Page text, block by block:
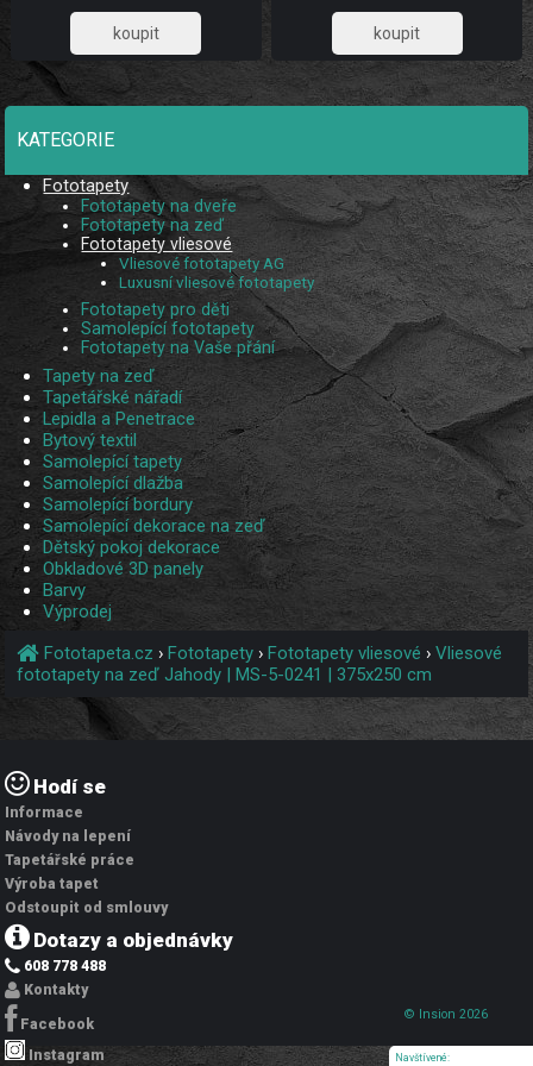
885,95 1 032,23
KATEGORIE
Fototapety
Fototapety na dveře
Fototapety na zeď
Fototapety vliesové
Vliesové fototapety AG
Luxusní vliesové fototapety
Fototapety pro děti
Samolepící fototapety
Fototapety na Vaše přání
Tapety na zeď
Tapetářské nářadí
Lepidla a Penetrace
Bytový textil
Samolepící tapety
Samolepící dlažba
Samolepící bordury
Samolepící dekorace na zeď
Dětský pokoj dekorace
Obkladové 3D panely
Barvy
Výprodej
Fototapeta.cz ›Fototapety ›Fototapety vliesové ›Vliesové
fototapety na zeď Jahody | MS-5-0241 | 375x250 cm
Hodí se
Informace
Návody na lepení
Tapetářské práce
Výroba tapet
Odstoupit od smlouvy
Dotazy a objednávky
608 778 488
Kontakty
Facebook
Instagram
© Insion 2026
Navštívené: